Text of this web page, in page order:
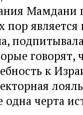
Мамдани
говорят,
к
одна черта